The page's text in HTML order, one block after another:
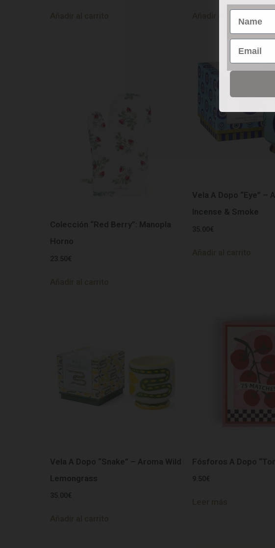
Colección “Red Berry”: Manopla
Horno
23.50€
Vela A Dopo “Eye” –
Incense & Smoke
35.00€
Vela A Dopo “Snake” – Aroma Wild
Lemongrass
35.00€
Fósforos A Dopo
9.50€
Name
Email